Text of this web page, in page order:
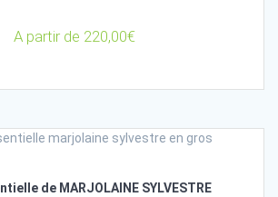
A partir de 220,00€
de MARJOLAINE SYLVESTRE